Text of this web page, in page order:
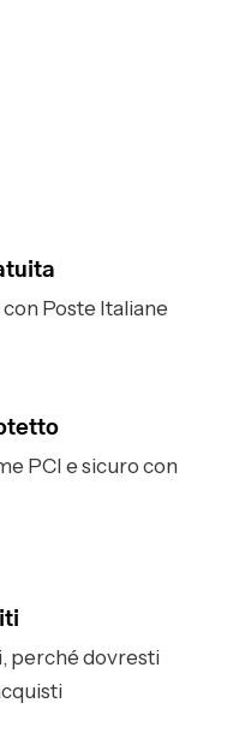
Poste Italiane
PCI e sicuro con
perché dovresti